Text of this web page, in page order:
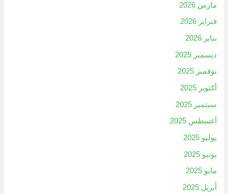
مارس 2026
فبراير 2026
يناير 2026
ديسمبر 2025
نوفمبر 2025
أكتوبر 2025
سبتمبر 2025
أغسطس 2025
يوليو 2025
يونيو 2025
مايو 2025
أبريل 2025